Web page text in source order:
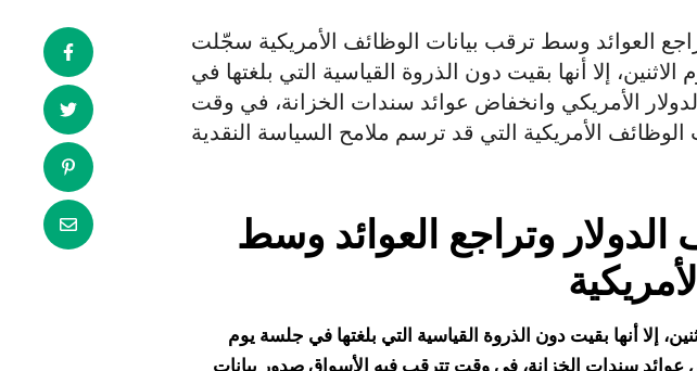
العوائد وسط ترقب بيانات الوظائف الأمريكية سجّلت
إلا أنها بقيت دون الذروة القياسية التي بلغتها في
الأمريكي وانخفاض عوائد سندات الخزانة، في وقت
وتراجع العوائد وسط
إلا أنها بقيت دون الذروة القياسية التي بلغتها في جلسة يوم